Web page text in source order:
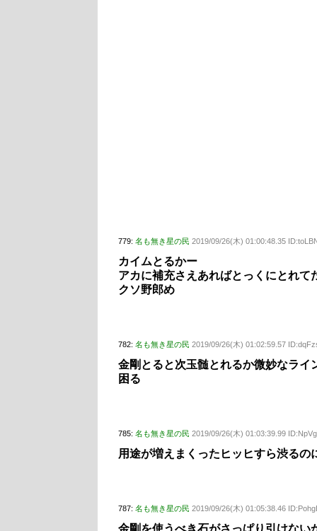
779: 名も無き星の民 2019/09/26(木) 01:00:48.35
カイムとるかー
アカに補充さえあればとっくにとれて
クソ野郎め
782: 名も無き星の民 2019/09/26(木) 01:02:59.57
金剛とると次玉髄とれるか微妙なライ
困る
785: 名も無き星の民 2019/09/26(木) 01:03:39.99
用途が増えまくったヒッヒすら渋るの
787: 名も無き星の民 2019/09/26(木) 01:05:38.46